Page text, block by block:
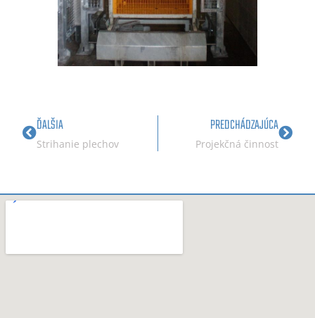
ĎALŠIA
Strihanie plechov
PREDCHÁDZAJÚCA
Projekčná činnosť